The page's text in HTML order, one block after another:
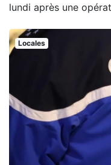
lundi après une
Locales